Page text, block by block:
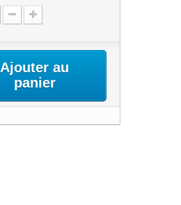
Ajouter au
panier